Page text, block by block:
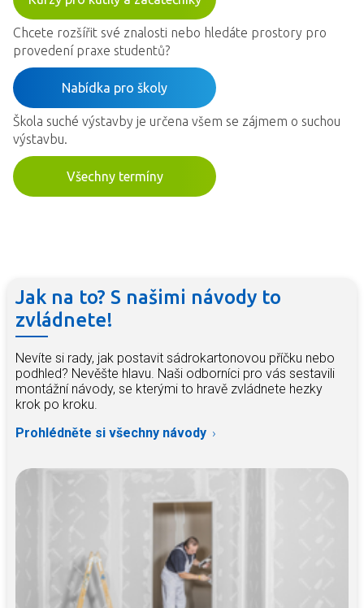
Chcete rozšířit své znalosti nebo hledáte prostory pro
provedení praxe studentů?
Nabídka pro školy
Škola suché výstavby je určena všem se zájmem o suchou
výstavbu.
Všechny termíny
Jak na to? S našimi návody to
zvládnete!
Nevíte si rady, jak postavit sádrokartonovou příčku nebo
podhled? Nevěšte hlavu. Naši odborníci pro vás sestavili
montážní návody, se kterými to hravě zvládnete hezky
krok po kroku.
Prohlédněte si všechny návody